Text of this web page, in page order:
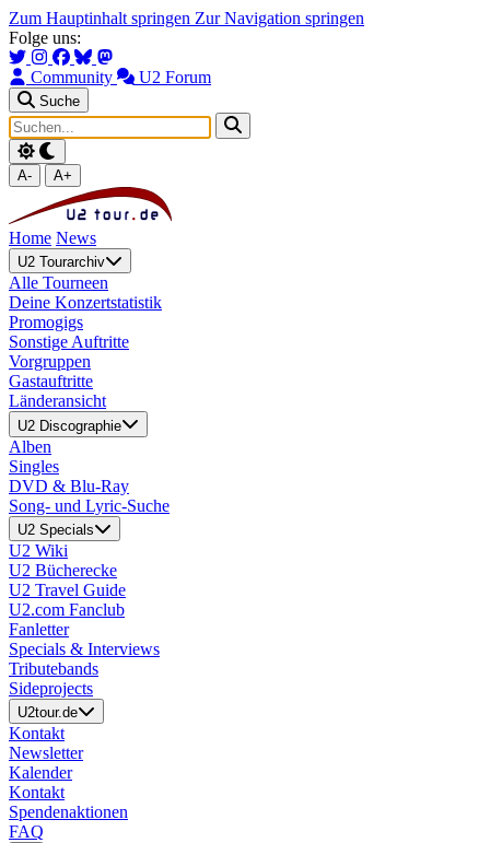
Zum Hauptinhalt springen Zur Navigation springen
Folge uns:
Community U2 Forum
Suche
A- A+
Home News
U2 Tourarchiv
Alle Tourneen
Deine Konzertstatistik
Promogigs
Sonstige Auftritte
Vorgruppen
Gastauftritte
Länderansicht
U2 Discographie
Alben
Singles
DVD & Blu-Ray
Song- und Lyric-Suche
U2 Specials
U2 Wiki
U2 Bücherecke
U2 Travel Guide
U2.com Fanclub
Fanletter
Specials & Interviews
Tributebands
Sideprojects
U2tour.de
Kontakt
Newsletter
Kalender
Kontakt
Spendenaktionen
FAQ